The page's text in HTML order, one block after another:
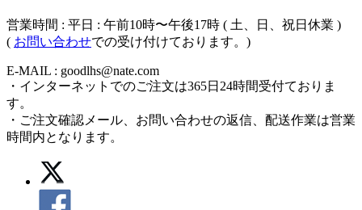
営業時間 : 平日 : 午前10時〜午後17時 ( 土、日、祝日休業 )
( お問い合わせでの受け付けております。)
E-MAIL : goodlhs@nate.com
・インターネットでのご注文は365日24時間受付ておりま
す。
・ご注文確認メール、お問い合わせの返信、配送作業は営業
時間内となります。